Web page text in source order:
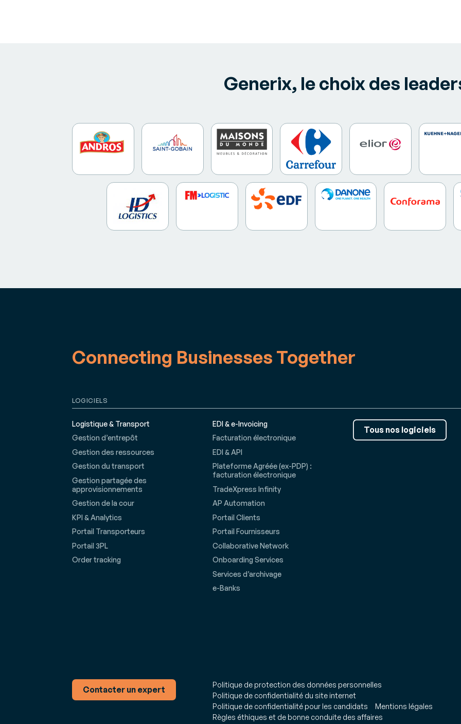
Generix, le choix des
Connecting Businesses Together
LOGICIELS
Logistique & Transport
Gestion d’entrepôt
Gestion des ressources
Gestion du transport
Gestion partagée des
approvisionnements
Gestion de la cour
KPI & Analytics
Portail Transporteurs
Portail 3PL
Order tracking
EDI & e-Invoicing
Facturation électronique
EDI & API
Plateforme Agréée (ex-PDP) :
facturation électronique
TradeXpress Infinity
AP Automation
Portail Clients
Portail Fournisseurs
Collaborative Network
Onboarding Services
Services d’archivage
e-Banks
Tous nos logiciels
Contacter un expert
Politique de protection des données personnelles
Politique de confidentialité du site internet
Politique de confidentialité pour les candidats
Mentions légales
Règles éthiques et de bonne conduite des affaires